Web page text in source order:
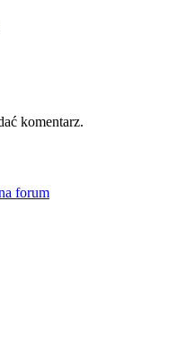
komentarz.
forum